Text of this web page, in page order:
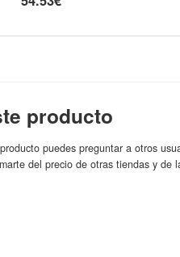
Vans Authentic - Black/Black
Marca:Vans
producto
puedes preguntar a otros
del precio de otras tiendas y de